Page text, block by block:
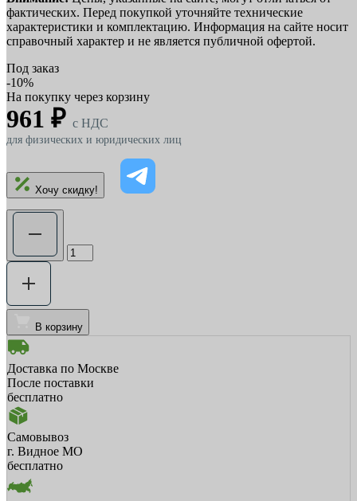
фактических. Перед покупкой уточняйте технические
характеристики и комплектацию. Информация на сайте носит
справочный характер и не является публичной офертой.
Под заказ
-10%
На покупку через корзину
961 ₽ c НДС
для физических и юридических лиц
Хочу скидку!
В корзину
Доставка по Москве
После поставки
бесплатно
Самовывоз
г. Видное МО
бесплатно